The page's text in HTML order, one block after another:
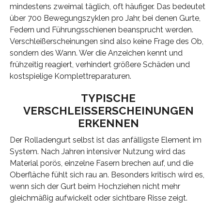
mindestens zweimal täglich, oft häufiger. Das bedeutet
über 700 Bewegungszyklen pro Jahr, bei denen Gurte,
Federn und Führungsschienen beansprucht werden.
Verschleißerscheinungen sind also keine Frage des Ob,
sondern des Wann. Wer die Anzeichen kennt und
frühzeitig reagiert, verhindert größere Schäden und
kostspielige Komplettreparaturen.
TYPISCHE
VERSCHLEISSERSCHEINUNGEN E
RKENNEN
Der Rolladengurt selbst ist das anfälligste Element im
System. Nach Jahren intensiver Nutzung wird das
Material porös, einzelne Fasern brechen auf, und die
Oberfläche fühlt sich rau an. Besonders kritisch wird es,
wenn sich der Gurt beim Hochziehen nicht mehr
gleichmäßig aufwickelt oder sichtbare Risse zeigt.